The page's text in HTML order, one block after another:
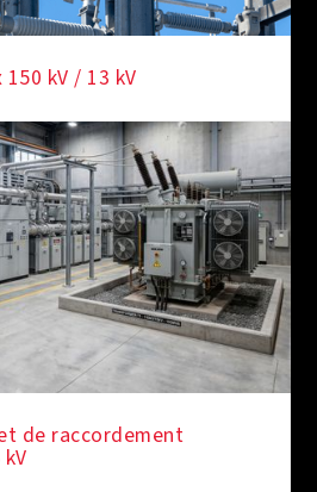
kV / 13 kV
de raccordement